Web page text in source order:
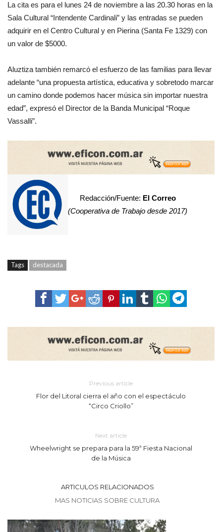
La cita es para el lunes 24 de noviembre a las 20.30 horas en la
Sala Cultural “Intendente Cardinali” y las entradas se pueden
adquirir en el Centro Cultural y en Pierina (Santa Fe 1329) con
un valor de $5000.
Aluztiza también remarcó el esfuerzo de las familias para llevar
adelante “una propuesta artística, educativa y sobretodo marcar
un camino donde podemos hacer música sin importar nuestra
edad”, expresó el Director de la Banda Municipal “Roque
Vassalli”.
Redacción/Fuente: El Correo
(Cooperativa de Trabajo desde 2017)
Tags destacada
Previous article
Flor del Litoral cierra el año con el espectáculo
“Circo Criollo”
Next article
Wheelwright se prepara para la 59ª Fiesta Nacional
de la Música
ARTICULOS RELACIONADOS
MAS NOTICIAS SOBRE CULTURA